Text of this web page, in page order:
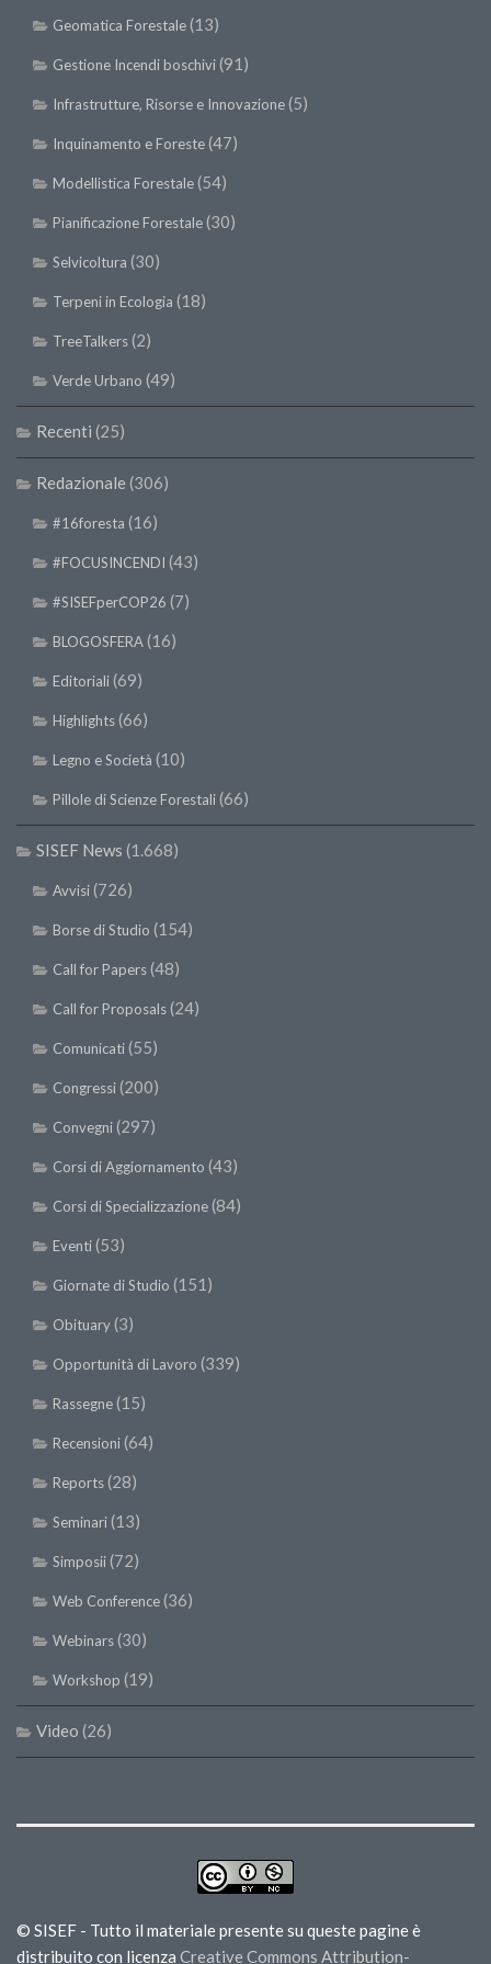
Geomatica Forestale(13)
Gestione Incendi boschivi(91)
Infrastrutture, Risorse e Innovazione(5)
Inquinamento e Foreste(47)
Modellistica Forestale(54)
Pianificazione Forestale(30)
Selvicoltura (30)
Terpeni in Ecologia (18)
TreeTalkers(2)
Verde Urbano (49)
Recenti (25)
Redazionale (306)
#16foresta (16)
#FOCUSINCENDI (43)
#SISEFperCOP26 (7)
BLOGOSFERA(16)
Editoriali(69)
Highlights(66)
Legno e Società (10)
Pillole di Scienze Forestali(66)
SISEF News (1.668)
Avvisi(726)
Borse di Studio (154)
Call for Papers(48)
Call for Proposals(24)
Comunicati(55)
Congressi(200)
Convegni(297)
Corsi di Aggiornamento (43)
Corsi di Specializzazione(84)
Eventi(53)
Giornate di Studio (151)
Obituary(3)
Opportunità di Lavoro (339)
Rassegne(15)
Recensioni(64)
Reports(28)
Seminari(13)
Simposii(72)
Web Conference(36)
Webinars(30)
Workshop (19)
Video (26)
© SISEF - Tutto il materiale presente su queste pagine è
distribuito con licenza Creative Commons Attribution-